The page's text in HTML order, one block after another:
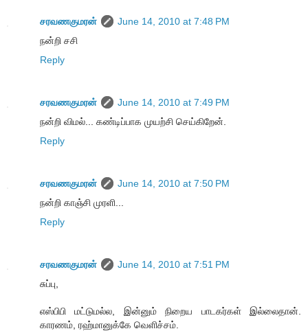
சரவணகுமரன்
June 14, 2010 at 7:48 PM
நன்றி சசி
Reply
சரவணகுமரன்
June 14, 2010 at 7:49 PM
நன்றி விமல்... கண்டிப்பாக முயற்சி செய்கிறேன்.
Reply
சரவணகுமரன்
June 14, 2010 at 7:50 PM
நன்றி காஞ்சி முரளி...
Reply
சரவணகுமரன்
June 14, 2010 at 7:51 PM
சுப்பு,
எஸ்பிபி மட்டுமல்ல, இன்னும் நிறைய பாடகர்கள் இல்லைதான்.
காரணம், ரஹ்மானுக்கே வெளிச்சம்.